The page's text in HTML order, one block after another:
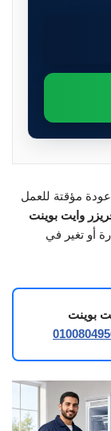
مؤقتة للعمل
وايت بوينت
أو تغير في
بوينت